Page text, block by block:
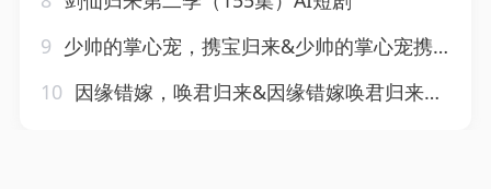
9 少帅的掌心宠，携宝归来&少帅的掌心宠携宝归来（51集）AI短剧
10 因缘错嫁，唤君归来&因缘错嫁唤君归来（82集）AI短剧